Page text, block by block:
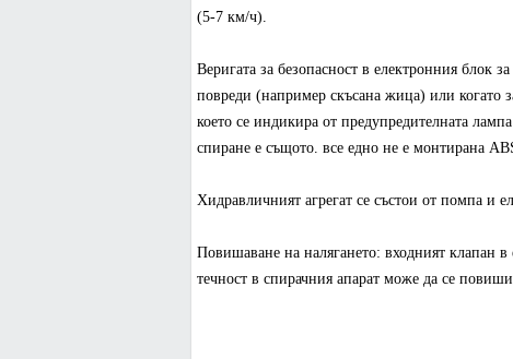
(5-7 км/ч).
Веригата за безопасност в електронния блок
повреди (например скъсана жица) или когато
което се индикира от предупредителната
спиране е същото. все едно не е монтирана
Хидравличният агрегат се състои от помпа и
Повишаване на налягането: входният клапан в
течност в спирачния апарат може да се